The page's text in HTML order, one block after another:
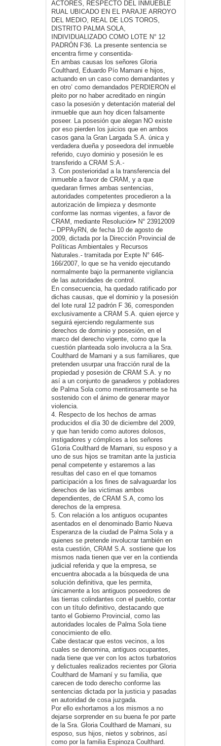
ACTORES, RESPECTO DEL INMUEBLE
RUAL UBICADO EN EL PARAJE ARROYO
DEL MEDIO, REAL DE LOS TOROS,
DISTRITO PALMA SOLA,
INDIVIDUALIZADO COMO LOTE N° 12
PADRÓN F36. La presente sentencia se
encentra firme y consentida-
En ambas causas los señores Gloria
Coulthard, Eduardo Pío Mamani e hijos,
actuando en un caso como demandantes y
en otro’ como demandados PERDIERON el
pleito por no haber acreditado en ningún
caso la posesión y detentación material del
inmueble que aun hoy dicen falsamente
poseer. La posesión que alegan NO existe
por eso pierden los juicios que en ambos
casos gana la Gran Largada S.A. única y
verdadera dueña y poseedora del inmueble
referido, cuyo dominio y posesión le es
transferido a CRAM S:A.-
3. Con posterioridad a la transferencia del
inmueble a favor de CRAM, y a que
quedaran firmes ambas sentencias,
autoridades competentes procedieron a la
autorización de limpieza y desmonte
conforme las normas vigentes, a favor de
CRAM, mediante Resolución• N° 23912009
– DPPAyRN, de fecha 10 de agosto de
2009, dictada por la Dirección Provincial de
Políticas Ambientales y Recursos
Naturales.- tramitada por Expte N° 646-
166/2007, lo que se ha venido ejecutando
normalmente bajo la permanente vigilancia
de las autoridades de control.
En consecuencia, ha quedado ratificado por
dichas causas, que el dominio y la posesión
del lote rural 12 padrón F 36, corresponden
exclusivamente a CRAM S.A. quien ejerce y
seguirá ejerciendo regularmente sus
derechos de dominio y posesión, en el
marco del derecho vigente, como que la
cuestión planteada solo involucra a la Sra.
Coulthard de Mamani y a sus familiares, que
pretenden usurpar una fracción rural de la
propiedad y posesión de CRAM S.A. y no
así a un conjunto de ganaderos y pobladores
de Palma Sola como mentirosamente se ha
sostenido con el ánimo de generar mayor
violencia.
4. Respecto de los hechos de armas
producidos el día 30 de diciembre del 2009,
y que han tenido como autores dolosos,
instigadores y cómplices a los señores
G1oria Coulthard de Mamani, su esposo y a
uno de sus hijos se tramitan ante la justicia
penal competente y estaremos a las
resultas del caso en el que tomamos
participación a los fines de salvaguardar los
derechos de las victimas ambos
dependientes, de CRAM S.A, como los
derechos de la empresa.
5. Con relación a los antiguos ocupantes
asentados en el denominado Barrio Nueva
Esperanza de la ciudad de Palma Sola y a
quienes se pretende involucrar también en
esta cuestión, CRAM S.A. sostiene que los
mismos nada tienen que ver en la contienda
judicial referida y que la empresa, se
encuentra abocada a la búsqueda de una
solución definitiva, que les permita,
únicamente a los antiguos poseedores de
las tierras colindantes con el pueblo, contar
con un título definitivo, destacando que
tanto el Gobierno Provincial, como las
autoridades locales de Palma Sola tiene
conocimiento de ello.
Cabe destacar que estos vecinos, a los
cuales se denomina, antiguos ocupantes,
nada tiene que ver con los actos turbatorios
y delictuales realizados recientes por Gloria
Coulthard de Mamaní y su familia, que
carecen de todo derecho conforme las
sentencias dictada por la justicia y pasadas
en autoridad de cosa juzgada.
Por ello exhortamos a los mismos a no
dejarse sorprender en su buena fe por parte
de la Sra. Gloria Coulthard de Mamani, su
esposo, sus hijos, nietos y sobrinos, así
como por la familia Espinoza Coulthard.